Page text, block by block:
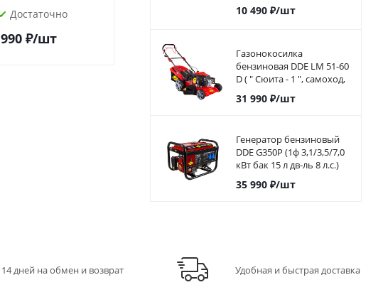
Достаточно
990 ₽/шт
10 490₽/шт
Газонокосилка
бензиновая DDE LM 51-60
D ( " Сюита - 1 ", самоход,
51cм, DDE 173 куб.см.,
6л.с, 60л)
31 990₽/шт
Генератор бензиновый
DDE G350P (1ф 3,1/3,5/7,0
кВт бак 15 л дв-ль 8 л.с.)
35 990₽/шт
14 дней на обмен и возврат Удобная и быстрая доставка